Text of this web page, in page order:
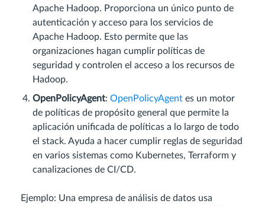
Apache Hadoop. Proporciona un único punto de
autenticación y acceso para los servicios de
Apache Hadoop. Esto permite que las
organizaciones hagan cumplir políticas de
seguridad y controlen el acceso a los recursos de
Hadoop.
OpenPolicyAgent: OpenPolicyAgent es un motor
de políticas de propósito general que permite la
aplicación unificada de políticas a lo largo de todo
el stack. Ayuda a hacer cumplir reglas de seguridad
en varios sistemas como Kubernetes, Terraform y
canalizaciones de CI/CD.
Ejemplo: Una empresa de análisis de datos usa